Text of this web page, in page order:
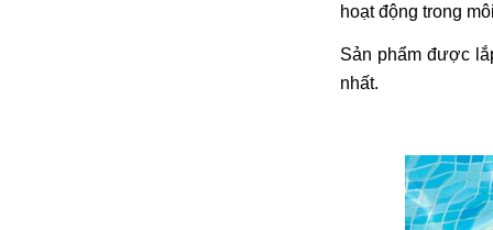
hoạt động trong
Sản phẩm được
nhất.